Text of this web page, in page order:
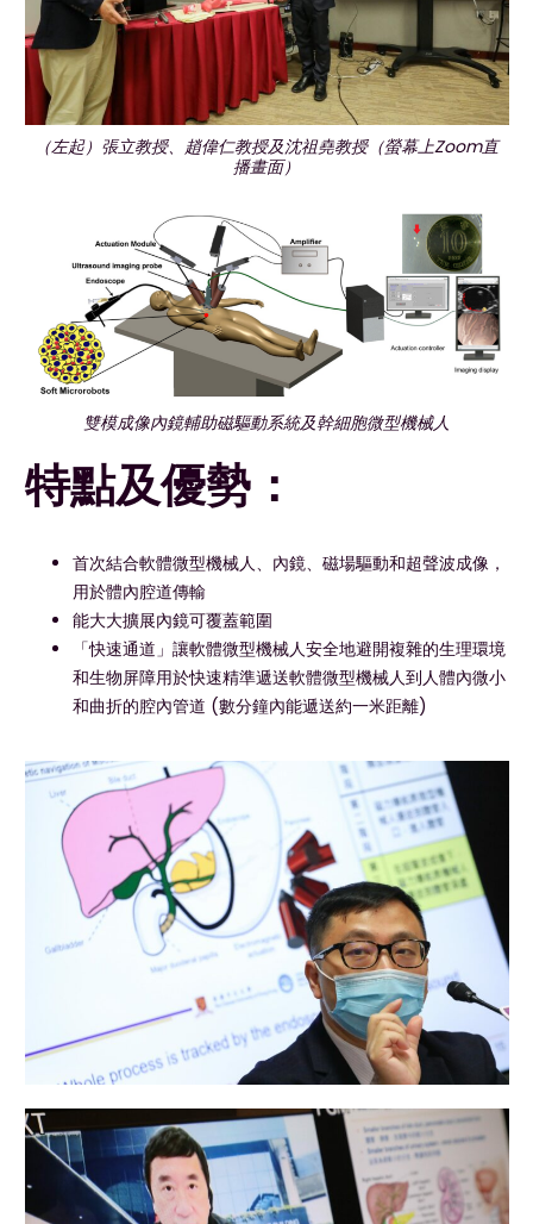
（左起）張立教授、趙偉仁教授及沈祖堯教授（螢幕上Zoom直
播畫面）
雙模成像內鏡輔助磁驅動系統及幹細胞微型機械人
特點及優勢：
首次結合軟體微型機械人、內鏡、磁場驅動和超聲波成像，
用於體內腔道傳輸
能大大擴展內鏡可覆蓋範圍
「快速通道」讓軟體微型機械人安全地避開複雜的生理環境
和生物屏障用於快速精準遞送軟體微型機械人到人體內微小
和曲折的腔內管道 (數分鐘內能遞送約一米距離)